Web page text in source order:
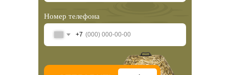
Номер телефона
+7